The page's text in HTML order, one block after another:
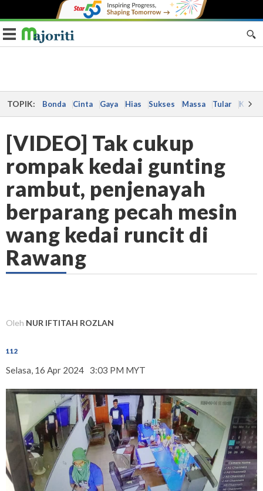
Toggle navigation
TOPIK: Bonda Cinta Gaya Hias Sukses Massa Tular Kes
[VIDEO] Tak cukup
rompak kedai gunting
rambut, penjenayah
berparang pecah mesin
wang kedai runcit di
Rawang
Oleh NUR IFTITAH ROZLAN
112
Selasa, 16 Apr 2024 3:03 PM MYT